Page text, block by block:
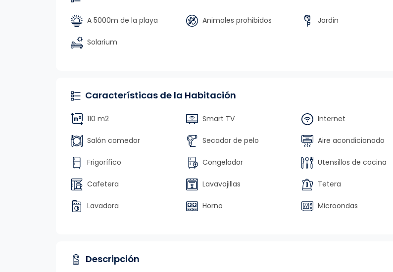
A 5000m de la playa Animales prohibidos Jardin
Solarium
Características de la Habitación
110 m2 Smart TV Internet
Salón comedor Secador de pelo Aire acondicionado
Frigorífico Congelador Utensillos de cocina
Cafetera Lavavajillas Tetera
Lavadora Horno Microondas
Descripción